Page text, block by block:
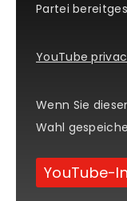
Partei
YouTube
Wenn Sie
Wahl
YouTube-